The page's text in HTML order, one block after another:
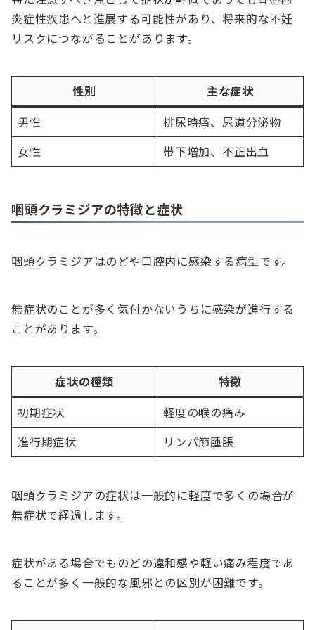
炎症性疾患へと進展する可能性があり、将来的な不妊
リスクにつながることがあります。
性別
主な症状
男性
排尿時痛、尿道分泌物
女性
帯下増加、不正出血
咽頭クラミジアの特徴と症状
咽頭クラミジアはのどや口腔内に感染する病型です。
無症状のことが多く気付かないうちに感染が進行する
ことがあります。
症状の種類
特徴
初期症状
軽度の喉の痛み
進行期症状
リンパ節腫脹
咽頭クラミジアの症状は一般的に軽度で多くの場合が
無症状で経過します。
症状がある場合でものどの違和感や軽い痛み程度であ
ることが多く一般的な風邪との区別が困難です。